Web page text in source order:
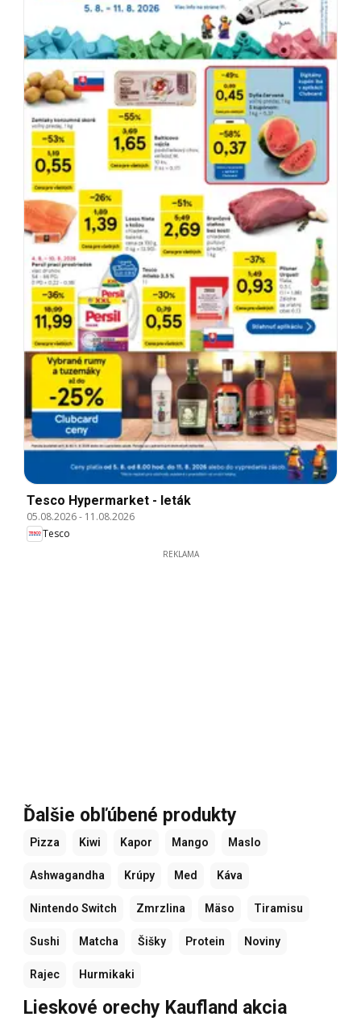
Tesco Hypermarket - leták
05.08.2026- 11.08.2026
Tesco
REKLAMA
Ďalšie obľúbené produkty
Pizza Kiwi Kapor Mango Maslo
Ashwagandha Krúpy Med Káva
Nintendo Switch Zmrzlina Mäso Tiramisu
Sushi Matcha Šišky Protein Noviny
Rajec Hurmikaki
Lieskové orechy Kaufland akcia